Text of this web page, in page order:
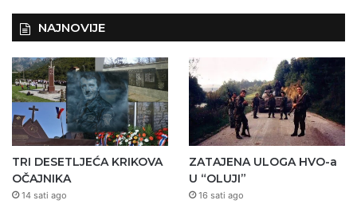
NAJNOVIJE
TRI DESETLJEĆA KRIKOVA
OČAJNIKA
14 sati ago
ZATAJENA ULOGA HVO-a
U “OLUJI”
16 sati ago